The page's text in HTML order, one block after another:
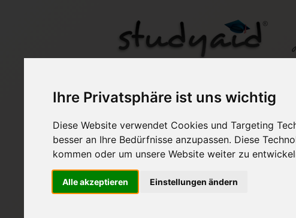
Ihre Privatsphäre ist uns wichtig
Diese Website verwendet Cookies und Targeting
besser an Ihre Bedürfnisse anzupassen. Diese
kommen oder um unsere Website weiter zu
Alle akzeptieren Einstellungen ändern
Einsendeaufgabe
Auf StudyAid.de verkaufen